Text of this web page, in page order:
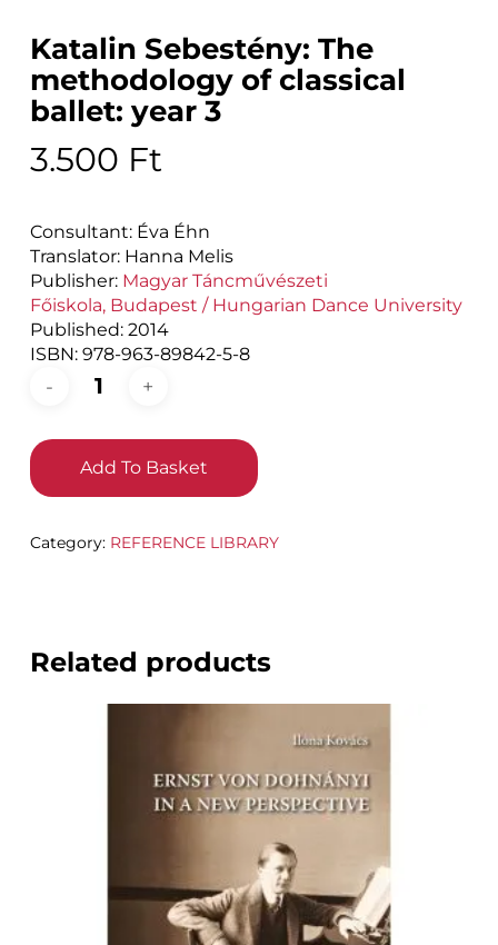
Katalin Sebestény: The
methodology of classical
ballet: year 3
3.500 Ft
Consultant: Éva Éhn
Translator: Hanna Melis
Publisher: Magyar Táncművészeti
Főiskola, Budapest / Hungarian Dance University
Published: 2014
ISBN: 978-963-89842-5-8
Add To Basket
Category: REFERENCE LIBRARY
Related products